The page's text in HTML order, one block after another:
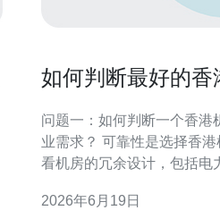
如何判断最好的香
问题一：如何判断一个香港
业需求？ 可靠性是选择香
看机房的冗余设计，包括电
键指标 关注机房的历史可用
2026年6月19日